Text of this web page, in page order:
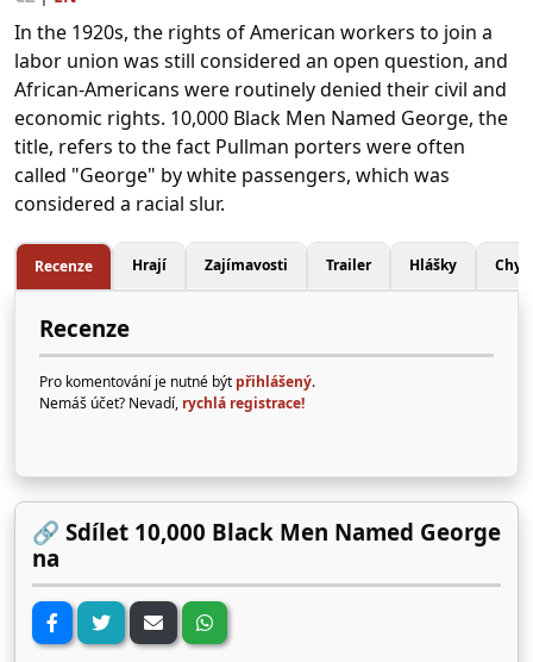
In the 1920s, the rights of American workers to join a
labor union was still considered an open question, and
African-Americans were routinely denied their civil and
economic rights. 10,000 Black Men Named George, the
title, refers to the fact Pullman porters were often
called "George" by white passengers, which was
considered a racial slur.
Recenze Hrají Zajímavosti Trailer Hlášky
Recenze
Pro komentování je nutné být přihlášený.
Nemáš účet? Nevadí, rychlá registrace!
🔗 Sdílet 10,000 Black Men Named George
na